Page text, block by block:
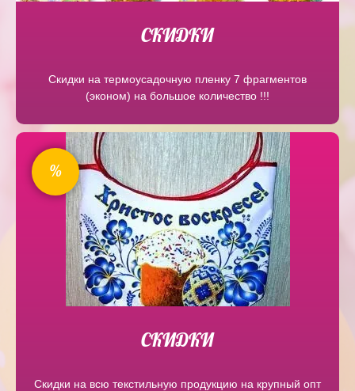
СКИДКИ
Скидки на термоусадочную пленку 7 фрагментов
(эконом) на большое количество !!!
%
СКИДКИ
Скидки на всю текстильную продукцию на крупный опт